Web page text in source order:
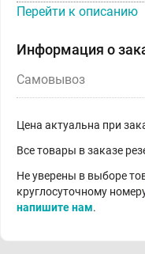
Перейти к описанию
Информация о
Самовывоз
Цена актуальна при
Все товары в заказе
Не уверены в выборе
круглосуточному
напишите нам.